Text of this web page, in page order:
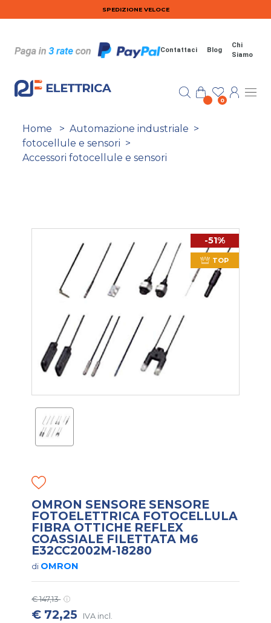
Salta al contenuto principaleSPEDIZIONE VELOCE
Contattaci Blog
Chi
Siamo
0
Home > Automazione industriale >
fotocellule e sensori >
Accessori fotocellule e sensori
-51%
TOP
OMRON SENSORE SENSORE
FOTOELETTRICA FOTOCELLULA
FIBRA OTTICHE REFLEX
COASSIALE FILETTATA M6
E32CC2002M-18280
di OMRON
€ 147,13
€ 72,25 IVA incl.